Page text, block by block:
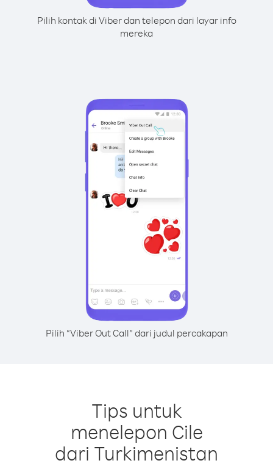
Pilih kontak di Viber dan telepon dari layar info
mereka
Pilih “Viber Out Call” dari judul percakapan
Tips untuk
menelepon Cile
dari Turkimenistan